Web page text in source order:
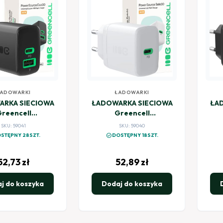
SIECIOWA
Duo30
C 1xUSB-A
SKU: 59041
28SZT.
zł
do koszyka
ŁADOWARKI
ŁADOWARKA SIECIOWA
Greencell
PowerSource Solo30
30W 1xUSB-C PD 3.0
SKU: 59040
check_circleDOSTĘPNY 18SZT.
52,89zł
Dodaj do koszyka